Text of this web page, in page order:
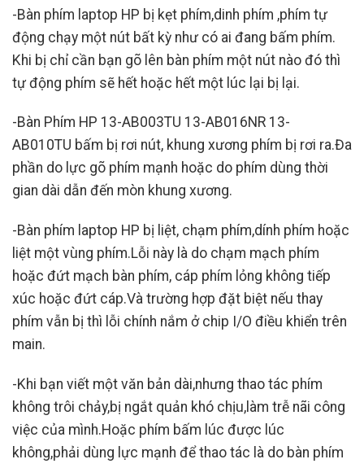
-Bàn phím laptop HP bị kẹt phím,dinh phím ,phím tự
động chạy một nút bất kỳ như có ai đang bấm phím.
Khi bị chỉ cần bạn gõ lên bàn phím một nút nào đó thì
tự động phím sẽ hết hoặc hết một lúc lại bị lại.
-Bàn Phím HP 13-AB003TU 13-AB016NR 13-
AB010TU bấm bị rơi nút, khung xương phím bị rơi ra.Đa
phần do lực gõ phím mạnh hoặc do phím dùng thời
gian dài dẫn đến mòn khung xương.
-Bàn phím laptop HP bị liệt, chạm phím,dính phím hoặc
liệt một vùng phím.Lỗi này là do chạm mạch phím
hoặc đứt mạch bàn phím, cáp phím lỏng không tiếp
xúc hoặc đứt cáp.Và trường hợp đặt biệt nếu thay
phím vẫn bị thì lỗi chính nắm ở chip I/O điều khiển trên
main.
-Khi bạn viết một văn bản dài,nhưng thao tác phím
không trôi chảy,bị ngắt quản khó chịu,làm trễ nãi công
việc của mình.Hoặc phím bấm lúc được lúc
không,phải dùng lực mạnh để thao tác là do bàn phím